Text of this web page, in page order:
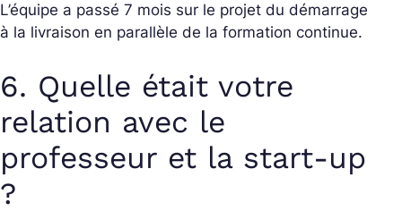
L’équipe a passé 7 mois sur le projet du démarrage
à la livraison en parallèle de la formation continue.
6. Quelle était votre
relation avec le
professeur et la start-up
?